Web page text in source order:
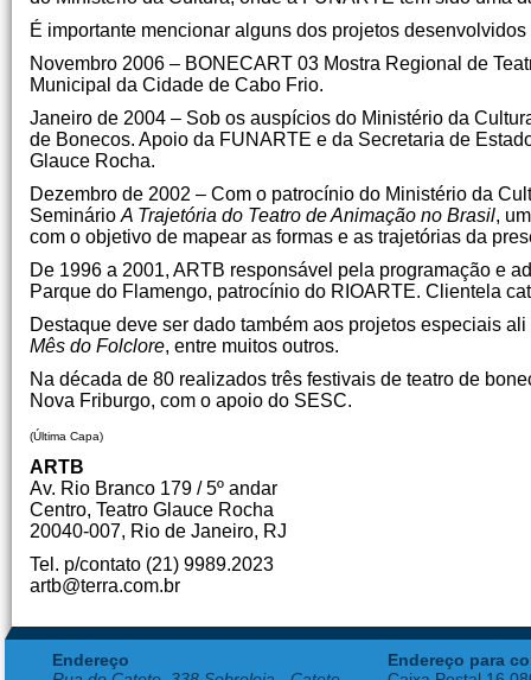
É importante mencionar alguns dos projetos
Novembro 2006 – BONECART 03 Mostra Regional de
Municipal da Cidade de Cabo Frio.
Janeiro de 2004 – Sob os auspícios do Ministério da
de Bonecos. Apoio da FUNARTE e da Secretaria de
Glauce Rocha.
Dezembro de 2002 – Com o patrocínio do Ministério da
Seminário A Trajetória do Teatro de Animação no Brasil,
com o objetivo de mapear as formas e as trajetórias da
De 1996 a 2001, ARTB responsável pela programação e
Parque do Flamengo, patrocínio do RIOARTE. Clientela
Destaque deve ser dado também aos projetos especiais
Mês do Folclore, entre muitos outros.
Na década de 80 realizados três festivais de teatro de
Nova Friburgo, com o apoio do SESC.
(Última Capa)
ARTB
Av. Rio Branco 179 / 5º andar
Centro, Teatro Glauce Rocha
20040-007, Rio de Janeiro, RJ
Tel. p/contato (21) 9989.2023
artb@terra.com.br
Endereço
Endereço para